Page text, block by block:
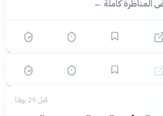
المناظرة كاملة ←
ابدأ ←
قبل 29 يومًا